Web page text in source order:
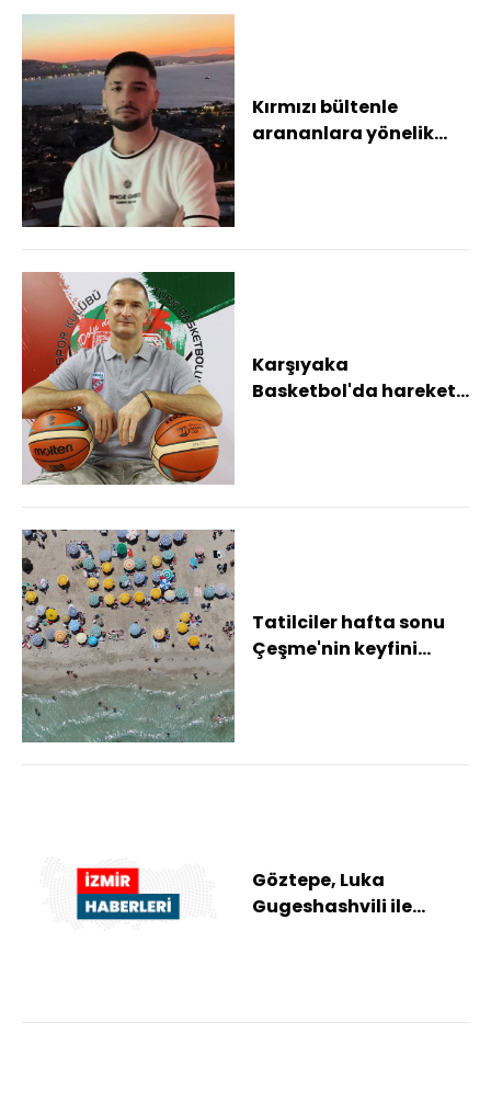
Kırmızı bültenle
arananlara yönelik
Karşıyaka
Basketbol'da hareketli
Tatilciler hafta sonu
Çeşme'nin keyfini
Göztepe, Luka
Gugeshashvili ile